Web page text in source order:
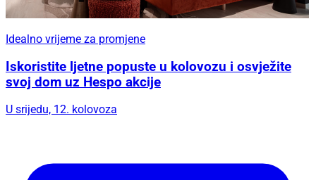
Idealno vrijeme za promjene
Iskoristite ljetne popuste u kolovozu i osvježite
svoj dom uz Hespo akcije
U srijedu, 12. kolovoza